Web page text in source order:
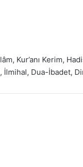
Kur’anı Kerim,
İlmihal, Dua-İbadet,